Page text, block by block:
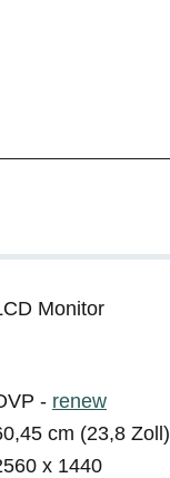
Monitor
- renew
cm (23,8 Zoll)
x 1440